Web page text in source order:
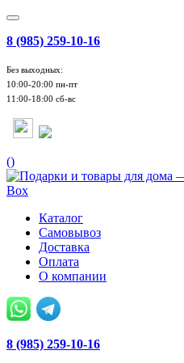
8 (985) 259-10-16
Без выходных:
10:00-20:00 пн-пт
11:00-18:00 сб-вс
()
Каталог
Самовывоз
Доставка
Оплата
О компании
8 (985) 259-10-16